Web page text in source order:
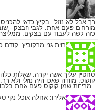
רך אבל לא נוזלי. בקיץ כדאי
מורחים פעם אחת. לגבי הבצק -
כזה קשה לעבוד עם בצקים.
רוית גני מרקוביץ: קודם
סחטיין עליך אשה יקרה. שאלות
קוקוס. מוודה שאכן היה נוזלי ולא
: מריחת שמן קוקוס פעם אחת
אליהו: אחלה אוכל נקי